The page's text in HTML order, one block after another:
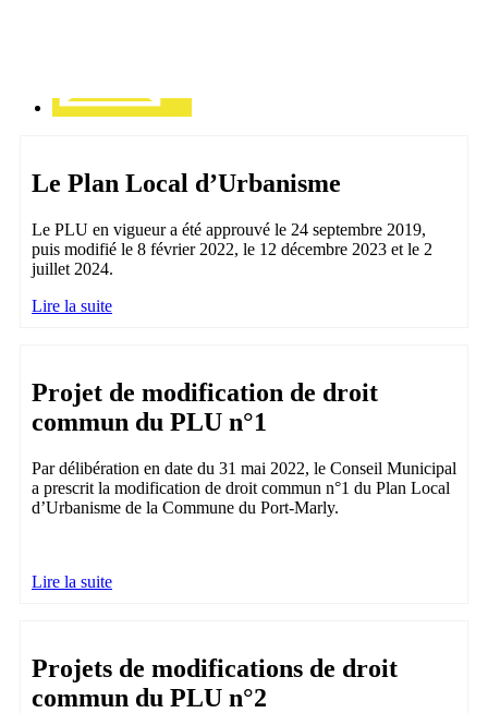
Le Plan Local d’Urbanisme
Le PLU en vigueur a été approuvé le 24 septembre 2019,
puis modifié le 8 février 2022, le 12 décembre 2023 et le 2
juillet 2024.
Lire la suite
Projet de modification de droit
commun du PLU n°1
Par délibération en date du 31 mai 2022, le Conseil Municipal
a prescrit la modification de droit commun n°1 du Plan Local
d’Urbanisme de la Commune du Port-Marly.
Lire la suite
Projets de modifications de droit
commun du PLU n°2